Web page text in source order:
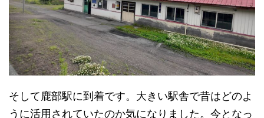
そして鹿部駅に到着です。大きい駅舎で昔はどのよ
うに活用されていたのか気になりました。今となっ